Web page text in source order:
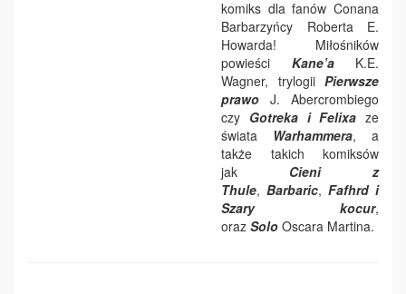
komiks dla fanów Conana
Barbarzyńcy Roberta E.
Howarda! Miłośników
powieści Kane’a K.E.
Wagner, trylogii Pierwsze
prawo J. Abercrombiego
czy Gotreka i Felixa ze
świata Warhammera, a
także takich komiksów
jak Cieni z
Thule, Barbaric, Fafhrd i
Szary kocur,
oraz Solo Oscara Martina.